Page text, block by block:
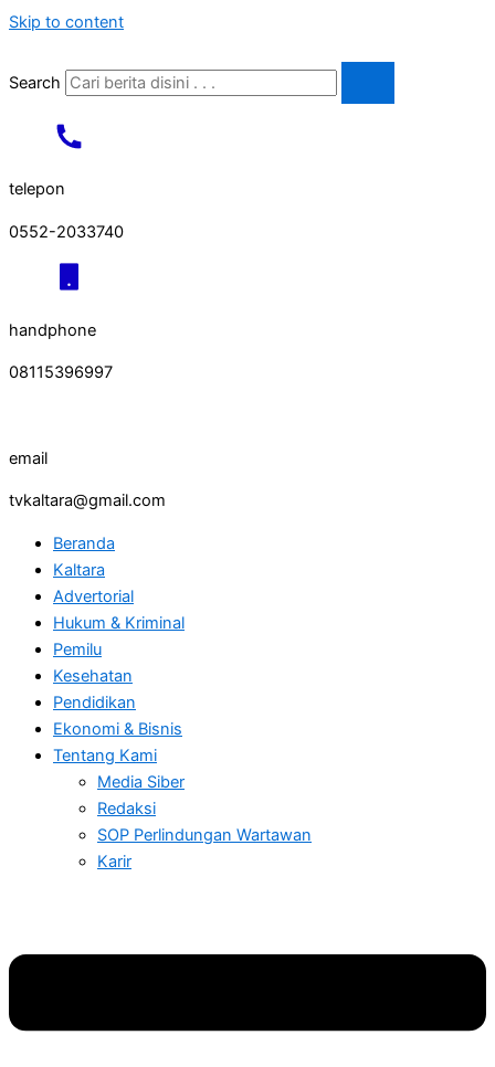
Skip to content
Search
telepon
0552-2033740
handphone
08115396997
email
tvkaltara@gmail.com
Beranda
Kaltara
Advertorial
Hukum & Kriminal
Pemilu
Kesehatan
Pendidikan
Ekonomi & Bisnis
Tentang Kami
Media Siber
Redaksi
SOP Perlindungan Wartawan
Karir